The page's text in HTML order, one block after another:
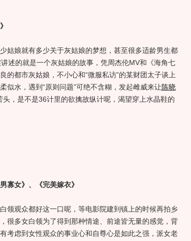
娘就有多少关于灰姑娘的梦想，甚至很多适龄男生都
述的就是一个灰姑娘的故事，凭周杰伦MV和《海角七
的都市灰姑娘，不小心和“微服私访”的某财团太子谈上
似水，遇到“原则问题”可绝不含糊，发起雌威来让陈晓
头，是不是36计里的欲擒故纵计呢，渴望穿上水晶鞋的
女》、《完美嫁衣》
观众都好这一口呢，等电影院建到镇上的时候再拍乡
很多女白领为了得到那种情途、前途皆无量的感觉，背
考虑到女性观众的事业心和自尊心是如此之强，派女老